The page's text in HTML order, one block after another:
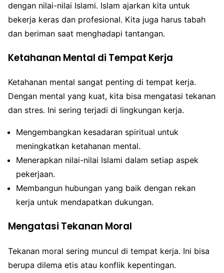
dengan nilai-nilai Islami. Islam ajarkan kita untuk
bekerja keras dan profesional. Kita juga harus tabah
dan beriman saat menghadapi tantangan.
Ketahanan Mental di Tempat Kerja
Ketahanan mental sangat penting di tempat kerja.
Dengan mental yang kuat, kita bisa mengatasi tekanan
dan stres. Ini sering terjadi di lingkungan kerja.
Mengembangkan kesadaran spiritual untuk
meningkatkan ketahanan mental.
Menerapkan nilai-nilai Islami dalam setiap aspek
pekerjaan.
Membangun hubungan yang baik dengan rekan
kerja untuk mendapatkan dukungan.
Mengatasi Tekanan Moral
Tekanan moral sering muncul di tempat kerja. Ini bisa
berupa dilema etis atau konflik kepentingan.